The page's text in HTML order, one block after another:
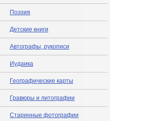
Поэзия
Детские книги
Автографы, рукописи
Иудаика
Географические карты
Гравюры и литографии
Старинные фотографии